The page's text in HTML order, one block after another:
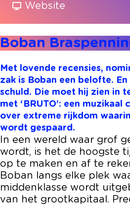
n
B
r
a
s
p
e
n
i
n
g
r
b
a
n
B
r
a
s
p
e
n
n
i
n
g
a
o
b
a
n
B
r
a
s
p
e
n
n
i
n
o
n
B
r
a
s
p
e
n
n
i
n
g
Website
B
o
b
a
n
B
r
a
s
p
e
n
n
i
Boban
Met lovende recensies,
zak is Boban een belofte.
schuld. Die moet hij zien in
met ‘BRUTO’: een
over extreme rijkdom
wordt gespaard.
In een wereld waar grof
wordt, is het de hoogste
op te maken en af te
Boban langs elke plek
middenklasse wordt
van het grootkapitaal.